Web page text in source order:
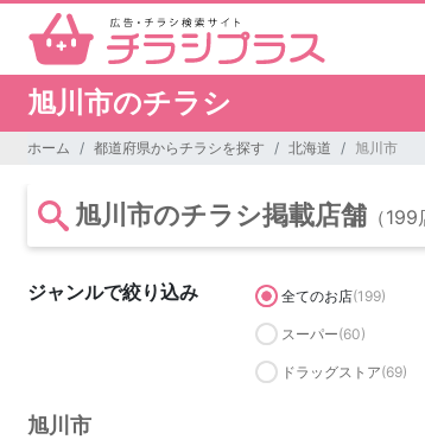
旭川市のチラシ
ホーム 都道府県からチラシを探す 北海道 旭川市
旭川市のチラシ掲載店舗 （199
ジャンルで絞り込み 全てのお店(199)
スーパー(60)
ドラッグストア(69)
旭川市